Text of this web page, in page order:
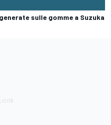
sulle gomme a Suzuka